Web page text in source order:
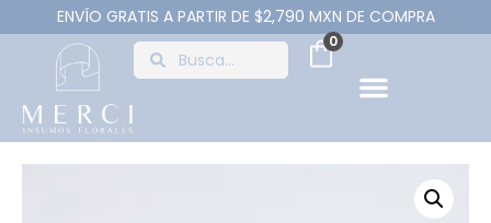
ENVÍO GRATIS A PARTIR DE $2,790 MXN DE COMPRA
0